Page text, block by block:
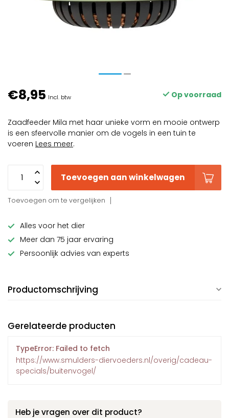
€8,95 Incl. btw Op voorraad
Zaadfeeder Mila met haar unieke vorm en mooie ontwerp
is een sfeervolle manier om de vogels in een tuin te
voeren Lees meer.
Toevoegen aan winkelwagen
Toevoegen om te vergelijken
Alles voor het dier
Meer dan 75 jaar ervaring
Persoonlijk advies van experts
Productomschrijving
Gerelateerde producten
TypeError: Failed to fetch
https://www.smulders-diervoeders.nl/overig/cadeau-
specials/buitenvogel/
Heb je vragen over dit product?